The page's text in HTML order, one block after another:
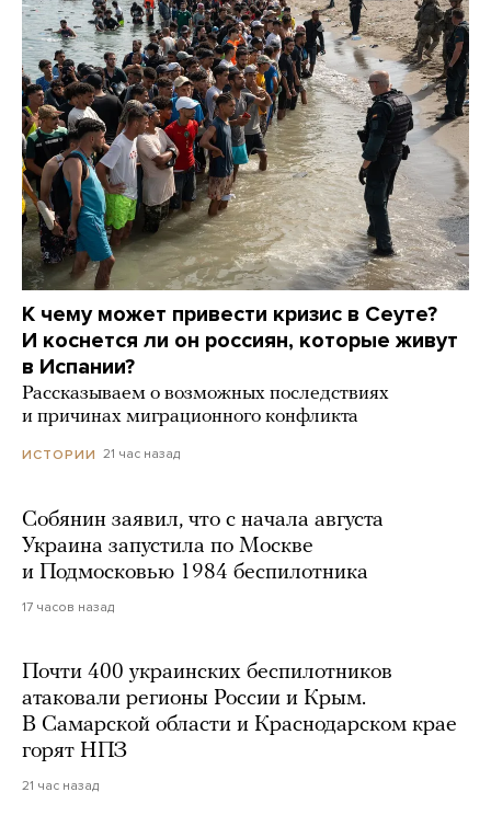
К чему может привести кризис в Сеуте?
И коснется ли он россиян, которые живут
в Испании?
Рассказываем о возможных последствиях
и причинах миграционного конфликта
ИСТОРИИ 21 час назад
Собянин заявил, что с начала августа
Украина запустила по Москве
и Подмосковью 1984 беспилотника
17 часов назад
Почти 400 украинских беспилотников
атаковали регионы России и Крым.
В Самарской области и Краснодарском крае
горят НПЗ
21 час назад